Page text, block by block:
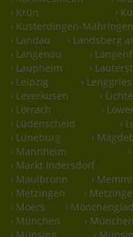
› Krün
›
› Kusterdingen-Mähringen
› Landau
› Landsberg
› Langenau
›
› Laupheim
›
› Leipzig
› Lenggries
› Leverkusen
›
› Lörrach
›
› Lüdenscheid
›
› Lüneburg
›
› Mannheim
› Markt Indersdorf
› Maulbronn
›
› Metzingen
›
› Moers
›
› München
›